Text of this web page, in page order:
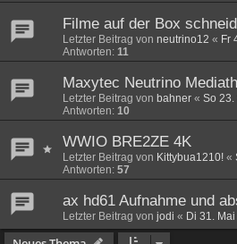
Filme auf der Box
Letzter Beitrag von neutrino12 « Fr
Antworten: 11
Maxytec Neutrino
Letzter Beitrag von bahner « So 23.
Antworten: 10
WWIO BRE2ZE 4K
Letzter Beitrag von Kittybua1210! «
Antworten: 57
ax hd61 Aufnahme und
Letzter Beitrag von jodi « Di 31.